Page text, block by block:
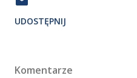
UDOSTĘPNIJ
Komentarze